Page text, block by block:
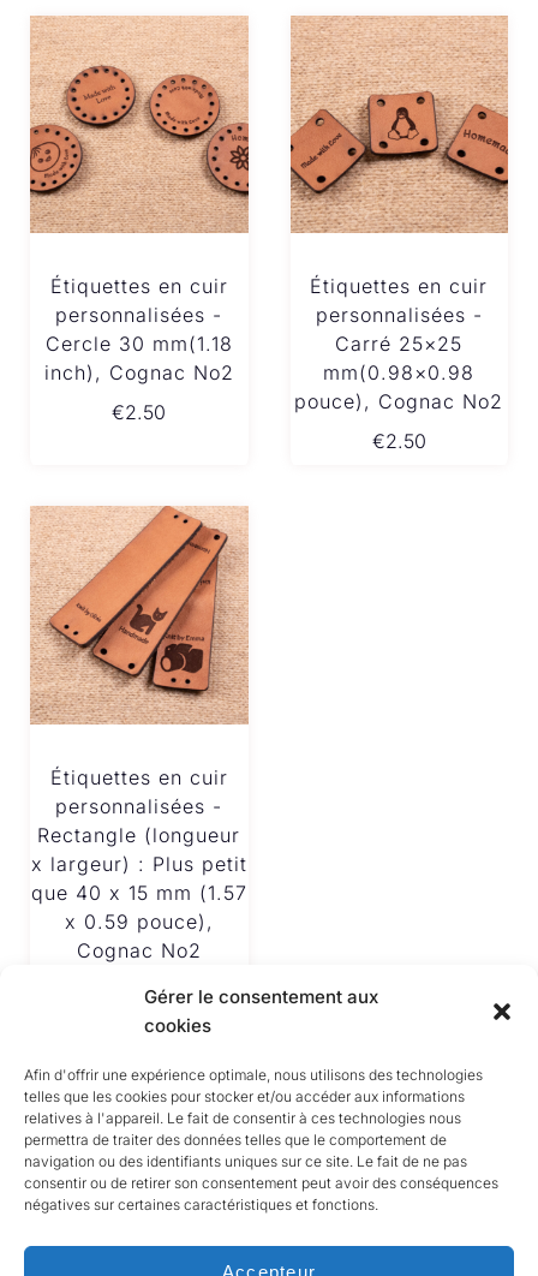
Gérer le consentement aux
cookies
Afin d'offrir une expérience optimale, nous utilisons des technologies
telles que les cookies pour stocker et/ou accéder aux informations
relatives à l'appareil. Le fait de consentir à ces technologies nous
permettra de traiter des données telles que le comportement de
navigation ou des identifiants uniques sur ce site. Le fait de ne pas
consentir ou de retirer son consentement peut avoir des conséquences
négatives sur certaines caractéristiques et fonctions.
Accepteur
Étiquettes en cuir
personnalisées -
Cercle 30 mm(1.18
inch), Cognac No2
€2.50
Étiquettes en cuir
personnalisées -
Carré 25×25
mm(0.98×0.98
pouce), Cognac No2
€2.50
Étiquettes en cuir
personnalisées -
Rectangle (longueur
x largeur) : Plus petit
que 40 x 15 mm (1.57
x 0.59 pouce),
Cognac No2
2.50